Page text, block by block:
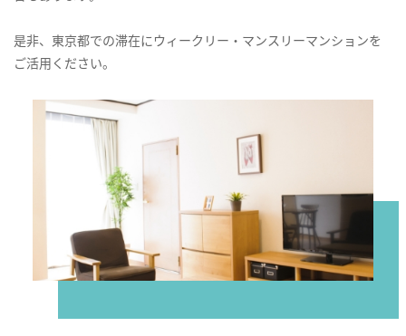
是非、東京都での滞在にウィークリー・マンスリーマンションを
ご活用ください。